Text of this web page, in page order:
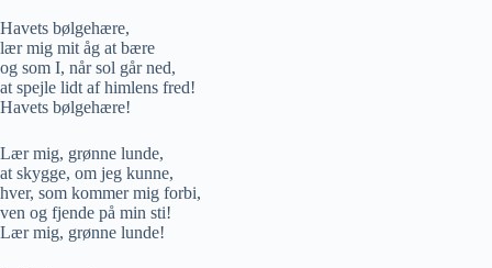
Havets bølgehære,
lær mig mit åg at bære
og som I, når sol går ned,
at spejle lidt af himlens fred!
Havets bølgehære!
Lær mig, grønne lunde,
at skygge, om jeg kunne,
hver, som kommer mig forbi,
ven og fjende på min sti!
Lær mig, grønne lunde!